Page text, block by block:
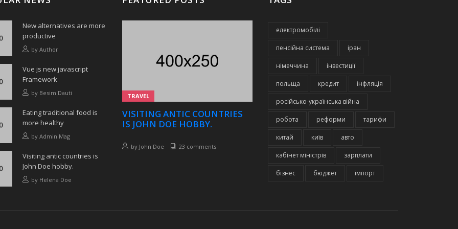
New alternatives are more
productive
by Author
Vue js new javascript
Framework
by Besim Dauti
Eating traditional food is
more healthy
by Admin Mag
Visiting antic countries is
John Doe hobby.
by Helena Doe
TRAVEL
VISITING ANTIC COUNTRIES
IS JOHN DOE HOBBY.
by John Doe 23 comments
електромобілі
пенсійна система іран
німеччина інвестиції
польща кредит інфляція
російсько-українська війна
робота реформи тарифи
китай київ авто
кабінет міністрів зарплати
бізнес бюджет імпорт